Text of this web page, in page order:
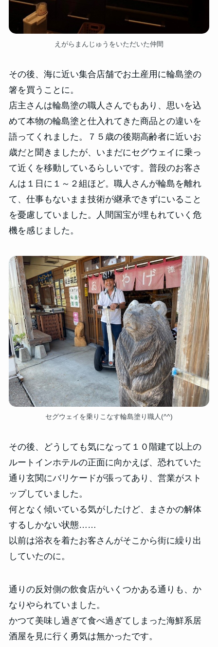
えがらまんじゅうをいただいた仲間
その後、海に近い集合店舗でお土産用に輪島塗の
箸を買うことに。
店主さんは輪島塗の職人さんでもあり、思いを込
めて本物の輪島塗と仕入れてきた商品との違いを
語ってくれました。７５歳の後期高齢者に近いお
歳だと聞きましたが、いまだにセグウェイに乗っ
て近くを移動しているらしいです。普段のお客さ
んは１日に１～２組ほど。職人さんが輪島を離れ
て、仕事もないまま技術が継承できずにいること
を憂慮していました。人間国宝が埋もれていく危
機を感じました。
セグウェイを乗りこなす輪島塗り職人(^^)
その後、どうしても気になって１０階建て以上の
ルートインホテルの正面に向かえば、恐れていた
通り玄関にバリケードが張ってあり、営業がスト
ップしていました。
何となく傾いている気がしたけど、まさかの解体
するしかない状態……
以前は浴衣を着たお客さんがそこから街に繰り出
していたのに。
通りの反対側の飲食店がいくつかある通りも、か
なりやられていました。
かつて美味し過ぎて食べ過ぎてしまった海鮮系居
酒屋を見に行く勇気は無かったです。